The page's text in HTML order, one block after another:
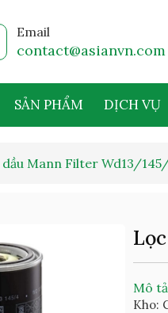
Email
contact@asianvn.com
SẢN PHẨM DỊCH VỤ
dầu Mann Filter Wd13/
Mô
Kho: